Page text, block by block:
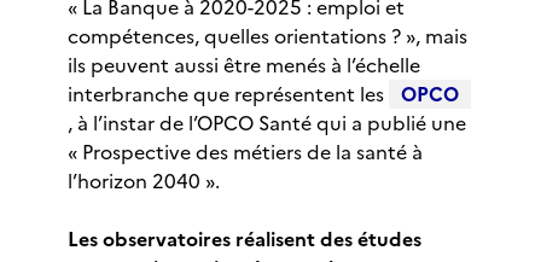
« La Banque à 2020-2025 : emploi et
compétences, quelles orientations ? », mais
ils peuvent aussi être menés à l’échelle
interbranche que représentent les OPCO
, à l’instar de l’OPCO Santé qui a publié une
« Prospective des métiers de la santé à
l’horizon 2040 ».
Les observatoires réalisent des études